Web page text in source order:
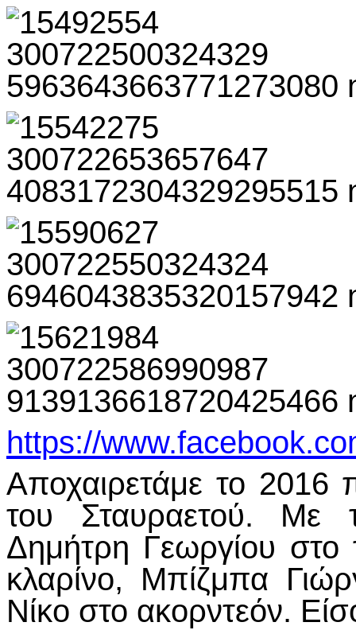
https://
Αποχαιρετάμε το 2016
του Σταυραετού. Με
Δημήτρη Γεωργίου
κλαρίνο, Μπίζμπα
Νίκο στο ακορντεόν.